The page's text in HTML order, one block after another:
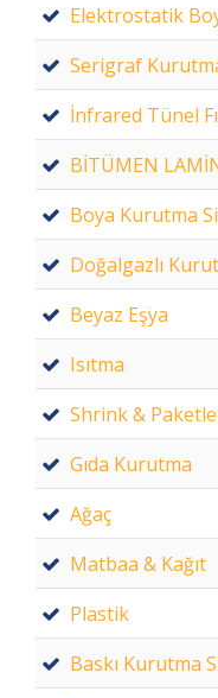
Elektrostatik
Serigraf Kurutma
İnfrared Tünel
BİTÜMEN
Boya Kurutma
Doğalgazlı
Beyaz Eşya
Isıtma
Shrink &
Gıda Kurutma
Ağaç
Matbaa & Kağıt
Plastik
Baskı Kurutma